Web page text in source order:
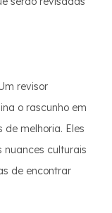
revisor
o rascunho em
de melhoria. Eles
culturais
de encontrar